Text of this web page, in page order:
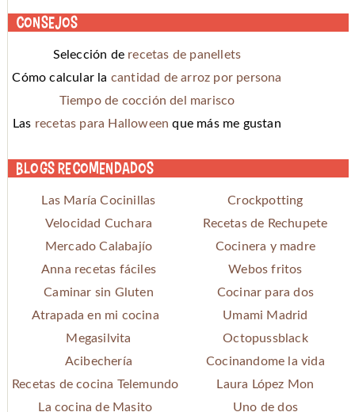
Consejos
Selección de recetas de panellets
Cómo calcular la cantidad de arroz por persona
Tiempo de cocción del marisco
Las recetas para Halloween que más me gustan
Blogs recomendados
Las María Cocinillas
Crockpotting
Velocidad Cuchara
Recetas de Rechupete
Mercado Calabajío
Cocinera y madre
Anna recetas fáciles
Webos fritos
Caminar sin Gluten
Cocinar para dos
Atrapada en mi cocina
Umami Madrid
Megasilvita
Octopussblack
Acibechería
Cocinandome la vida
Recetas de cocina Telemundo
Laura López Mon
La cocina de Masito
Uno de dos